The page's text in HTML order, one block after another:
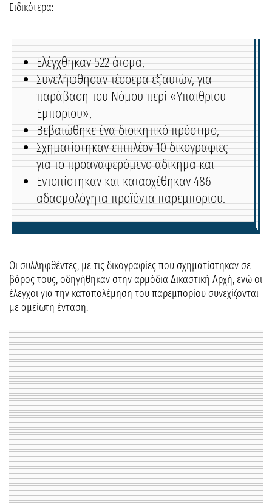
Ειδικότερα:
Ελέγχθηκαν 522 άτομα,
Συνελήφθησαν τέσσερα εξ΄αυτών, για
παράβαση του Νόμου περί «Υπαίθριου
Εμπορίου»,
Βεβαιώθηκε ένα διοικητικό πρόστιμο,
Σχηματίστηκαν επιπλέον 10 δικογραφίες
για το προαναφερόμενο αδίκημα και
Εντοπίστηκαν και κατασχέθηκαν 486
αδασμολόγητα προϊόντα παρεμπορίου.
Οι συλληφθέντες, με τις δικογραφίες που σχηματίστηκαν σε
βάρος τους, οδηγήθηκαν στην αρμόδια Δικαστική Αρχή, ενώ οι
έλεγχοι για την καταπολέμηση του παρεμπορίου συνεχίζονται
με αμείωτη ένταση.